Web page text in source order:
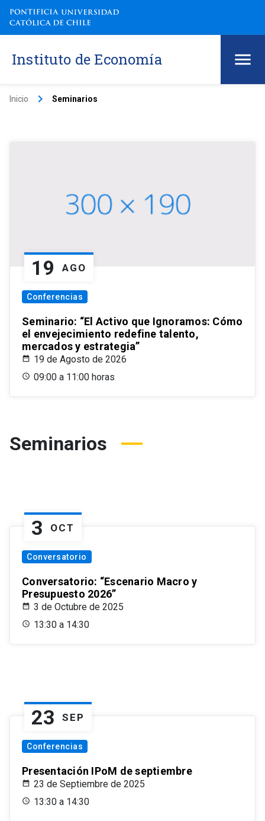
Instituto de Economía
Inicio keyboard_arrow_right Seminarios
19 AGO
Conferencias
Seminario: “El Activo que Ignoramos: Cómo
el envejecimiento redefine talento,
mercados y estrategia”
19 de Agosto de 2026
09:00 a 11:00 horas
Seminarios
3 OCT
Conversatorio
Conversatorio: “Escenario Macro y
Presupuesto 2026”
3 de Octubre de 2025
13:30 a 14:30
23 SEP
Conferencias
Presentación IPoM de septiembre
23 de Septiembre de 2025
13:30 a 14:30